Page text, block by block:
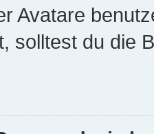
Avatare
solltest du die